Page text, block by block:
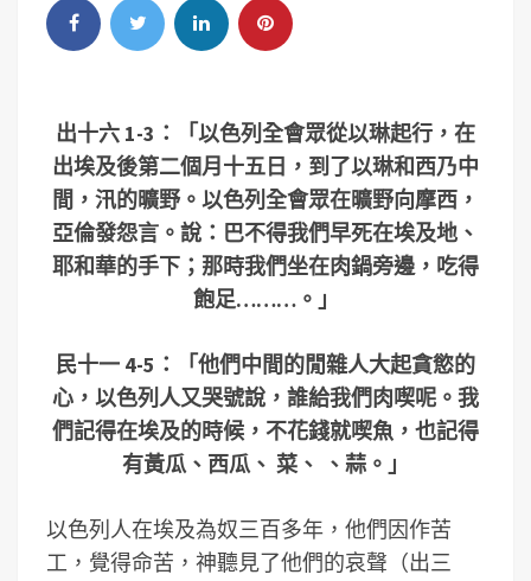
出十六 1-3：「以色列全會眾從以琳起行，在
出埃及後第二個月十五日，到了以琳和西乃中
間，汛的曠野。以色列全會眾在曠野向摩西，
亞倫發怨言。說：巴不得我們早死在埃及地、
耶和華的手下；那時我們坐在肉鍋旁邊，吃得
飽足………。」
民十一 4-5：「他們中間的閒雜人大起貪慾的
心，以色列人又哭號說，誰給我們肉喫呢。我
們記得在埃及的時候，不花錢就喫魚，也記得
有黃瓜、西瓜、 菜、 、蒜。」
以色列人在埃及為奴三百多年，他們因作苦
工，覺得命苦，神聽見了他們的哀聲（出三